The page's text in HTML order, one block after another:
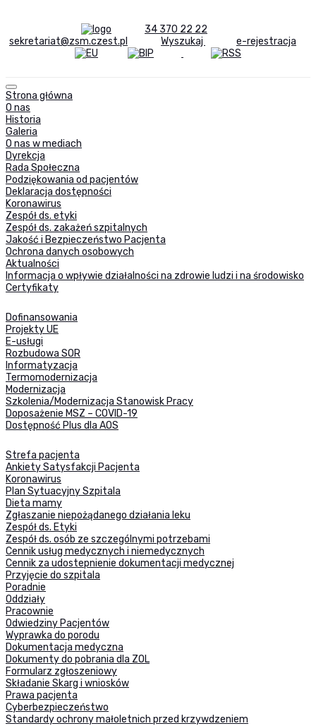
34 370 22 22
sekretariat@zsm.czest.pl
Wyszukaj e-rejestracja
Strona główna
O nas
Historia
Galeria
O nas w mediach
Dyrekcja
Rada Społeczna
Podziękowania od pacjentów
Deklaracja dostępności
Koronawirus
Zespół ds. etyki
Zespół ds. zakażeń szpitalnych
Jakość i Bezpieczeństwo Pacjenta
Ochrona danych osobowych
Aktualności
Informacja o wpływie działalności na zdrowie ludzi i na środowisko
Certyfikaty
Dofinansowania
Projekty UE
E-usługi
Rozbudowa SOR
Informatyzacja
Termomodernizacja
Modernizacja
Szkolenia/Modernizacja Stanowisk Pracy
Doposażenie MSZ – COVID-19
Dostępność Plus dla AOS
Strefa pacjenta
Ankiety Satysfakcji Pacjenta
Koronawirus
Plan Sytuacyjny Szpitala
Dieta mamy
Zgłaszanie niepożądanego działania leku
Zespół ds. Etyki
Zespół ds. osób ze szczególnymi potrzebami
Cennik usług medycznych i niemedycznych
Cennik za udostepnienie dokumentacji medycznej
Przyjęcie do szpitala
Poradnie
Oddziały
Pracownie
Odwiedziny Pacjentów
Wyprawka do porodu
Dokumentacja medyczna
Dokumenty do pobrania dla ZOL
Formularz zgłoszeniowy
Składanie Skarg i wniosków
Prawa pacjenta
Cyberbezpieczeństwo
Standardy ochrony małoletnich przed krzywdzeniem